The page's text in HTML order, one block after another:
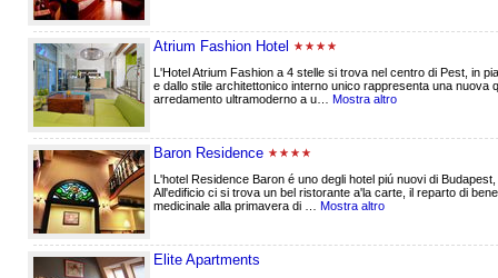
Atrium Fashion Hotel
L'Hotel Atrium Fashion a 4 stelle si trova nel centro di Pest, in
e dallo stile architettonico interno unico rappresenta una
arredamento ultramoderno a u… Mostra altro
Baron Residence
L'hotel Residence Baron é uno degli hotel piú nuovi di
All'edificio ci si trova un bel ristorante a'la carte, il reparto di
medicinale alla primavera di … Mostra altro
Elite Apartments